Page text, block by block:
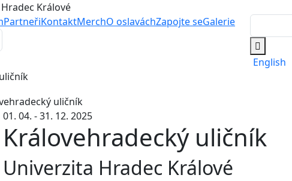
Králové
PartneřiKontaktMerchO oslaváchZapojte seGalerie
English
01. 04. - 31. 12. 2025
Královehradecký uličník
Univerzita Hradec Králové